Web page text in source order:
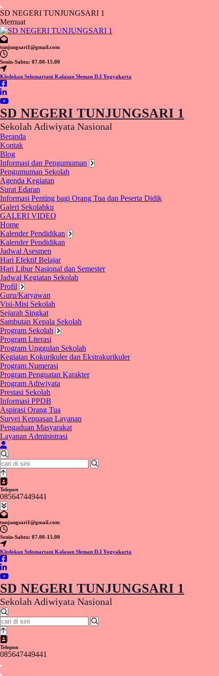
ke
konten
SD NEGERI TUNJUNGSARI 1
Memuat
tunjungsari1@gmail.com
Senin-Sabtu: 07.00-15.00
Kledokan Selomartani Kalasan Sleman D.I Yogyakarta
SD NEGERI TUNJUNGSARI 1
Sekolah Adiwiyata Nasional
Beranda
Kontak
Blog
Informasi dan Pengumuman
Pengumuman Sekolah
Agenda Kegiatan
Surat Edaran
Informasi Penting bagi Orang Tua dan Peserta Didik
Galeri Sekolahku
GALERI VIDEO
Home
Kalender Pendidikan
Kalender Pendidikan
Jadwal Asesmen
Hari Efektif Belajar
Hari Libur Nasional dan Semester
Jadwal Kegiatan Sekolah
Profil
Guru/Karyawan
Visi-Misi Sekolah
Sejarah Singkat
Sambutan Kepala Sekolah
Program Sekolah
Program Literasi
Program Unggulan Sekolah
Kegiatan Kokurikuler dan Ekstrakurikuler
Program Numerasi
Program Penguatan Karakter
Program Adiwiyata
Prestasi Sekolah
Informasi PPDB
Aspirasi Orang Tua
Survei Kepuasan Layanan
Pengaduan Masyarakat
Layanan Administrasi
Pencarian
untuk:
Telepon
085647449441
tunjungsari1@gmail.com
Senin-Sabtu: 07.00-15.00
Kledokan Selomartani Kalasan Sleman D.I Yogyakarta
SD NEGERI TUNJUNGSARI 1
Sekolah Adiwiyata Nasional
Pencarian
untuk:
Telepon
085647449441